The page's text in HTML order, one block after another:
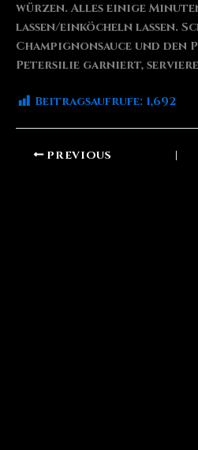
würzen. Alles einige
lassen/einköcheln lassen.
Champignonsauce und den
Petersilie garniert,
Beitragsaufrufe: 1,692
PREVIOUS